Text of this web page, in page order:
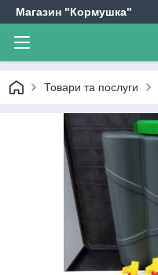
Магазин "Кормушка"
Товари та послуги